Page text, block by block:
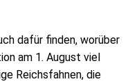
dafür finden, worüber
am 1. August viel
Reichsfahnen, die